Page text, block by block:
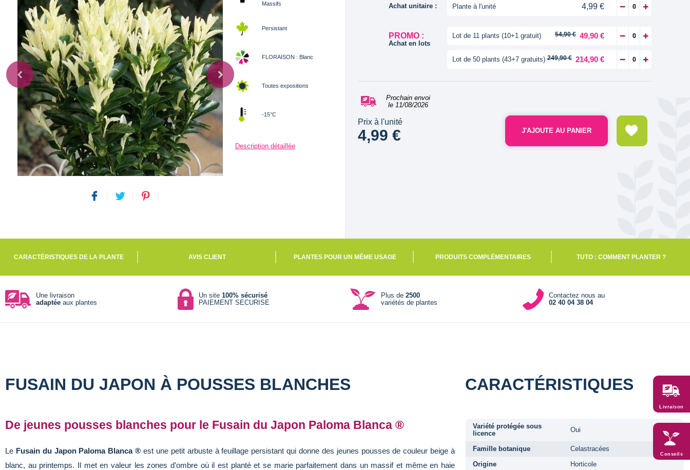
Massifs
Persistant
FLORAISON : Blanc
Toutes expositions
-15°C
Description détaillée
Achat unitaire : Plante à l'unité 4,99 €
PROMO :
Achat en lots
Lot de 11 plants (10+1 gratuit) 54,90 € 49,90 €
Lot de 50 plants (43+7 gratuits) 249,90 € 214,90 €
Prochain envoi
le 11/08/2026
Prix à l'unité
4,99 € J'AJOUTE AU PANIER
CARACTÉRISTIQUES DE LA PLANTE AVIS CLIENT PLANTES POUR UN MÊME USAGE PRODUITS COMPLÉMENTAIRES TUTO : COMMENT PLANTER ?
Une livraison
adaptée aux plantes
Un site 100% sécurisé
PAIEMENT SECURISE
Plus de 2500
variétés de plantes
Contactez nous au
02 40 04 38 04
FUSAIN DU JAPON À POUSSES BLANCHES
De jeunes pousses blanches pour le Fusain du Japon Paloma Blanca ®
Le Fusain du Japon Paloma Blanca ® est une petit arbuste à feuillage persistant qui donne des jeunes pousses de couleur beige à
blanc, au printemps. Il met en valeur les zones d'ombre où il est planté et se marie parfaitement dans un massif et même en haie
CARACTÉRISTIQUES
Variété protégée sous
licence
Oui
Famille botanique
Celastracées
Origine
Horticole
Livraison
Conseils